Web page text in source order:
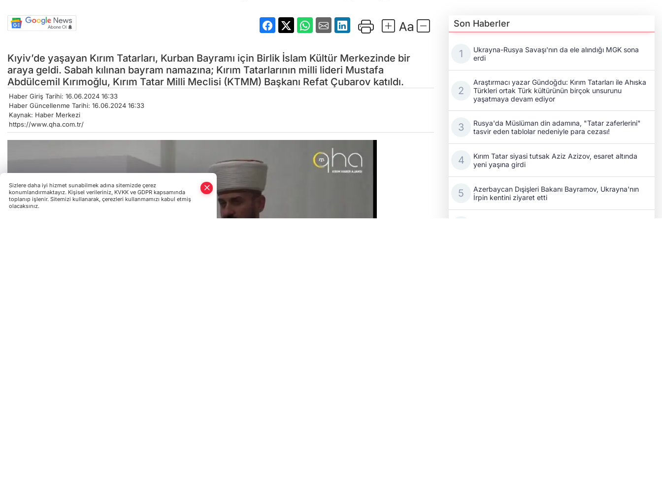
Kıyiv’de yaşayan Kırım Tatarları, Kurban Bayramı için Birlik İslam Kültür Merkezinde bir
araya geldi. Sabah kılınan bayram namazına; Kırım Tatarlarının milli lideri Mustafa
Abdülcemil Kırımoğlu, Kırım Tatar Milli Meclisi (KTMM) Başkanı Refat Çubarov katıldı.
Haber Giriş Tarihi: 16.06.2024 16:33
Haber Güncellenme Tarihi: 16.06.2024 16:33
Kaynak: Haber Merkezi
https://www.qha.com.tr/
Son Haberler
Ukrayna-Rusya Savaşı'nın da ele alındığı MGK sona
erdi
Araştırmacı yazar Gündoğdu: Kırım Tatarları ile Ahıska
Türkleri ortak Türk kültürünün birçok unsurunu
yaşatmaya devam ediyor
Rusya'da Müslüman din adamına, "Tatar zaferlerini"
tasvir eden tablolar nedeniyle para cezası!
Kırım Tatar siyasi tutsak Aziz Azizov, esaret altında
yeni yaşına girdi
Azerbaycan Dışişleri Bakanı Bayramov, Ukrayna'nın
İrpin kentini ziyaret etti
Sizlere daha iyi hizmet sunabilmek adına sitemizde çerez
konumlandırmaktayız. Kişisel verileriniz, KVKK ve GDPR kapsamında
toplanıp işlenir. Sitemizi kullanarak, çerezleri kullanmamızı kabul etmiş
olacaksınız.